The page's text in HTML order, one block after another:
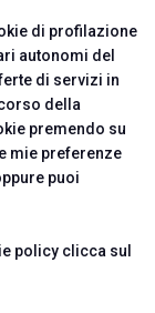
di profilazione
autonomi del
di servizi in
della
premendo su
mie preferenze
puoi
policy clicca sul